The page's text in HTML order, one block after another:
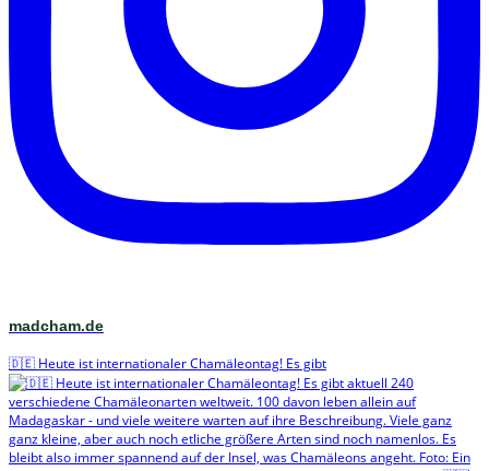
madcham.de
🇩🇪 Heute ist internationaler Chamäleontag! Es gibt